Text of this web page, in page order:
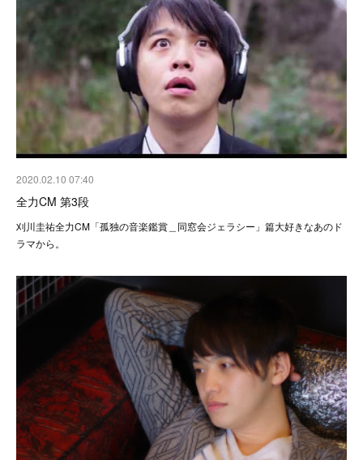
2020.02.10 07:40
全力CM 第3段
刈川圭祐全力CM「孤独の音楽鑑賞＿同窓会ジェラシー」篇大好きなあのド
ラマから。